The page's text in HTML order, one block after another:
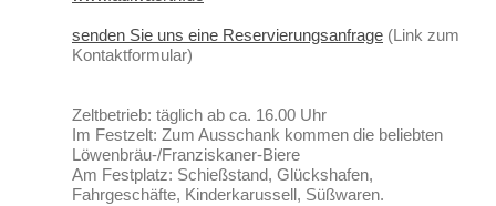
senden Sie uns eine Reservierungsanfrage (Link zum
Kontaktformular)
Zeltbetrieb: täglich ab ca. 16.00 Uhr
Im Festzelt: Zum Ausschank kommen die beliebten
Löwenbräu-/Franziskaner-Biere
Am Festplatz: Schießstand, Glückshafen,
Fahrgeschäfte, Kinderkarussell, Süßwaren.